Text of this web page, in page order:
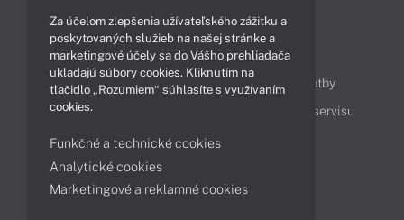
Obsah
Ako nakupovať
Možnosti doručenia a platby
Podpora a servis
Cenník servisu
043 4224 771
Za účelom zlepšenia užívateľského zážitku a
poskytovaných služieb na našej stránke a
marketingové účely sa do Vášho prehliadača
ukladajú súbory cookies. Kliknutím na
tlačidlo „Rozumiem“ súhlasíte s využívaním
cookies.
Funkčné a technické cookies
Analytické cookies
Marketingové a reklamné cookies